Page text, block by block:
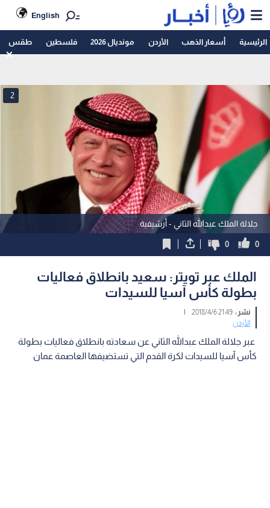
English
الرئيسية أسعار الذهب الأردن مونديال 2026 فلسطين طقس
جلالة الملك عبدالله الثاني - أرشيفية
2
0
0
الملك عبر تويتر: سعيد بانطلاق فعاليات
بطولة كأس آسيا للسيدات
نشر :21:49 2018/4/6
|
الأردن
عبر جلالة الملك عبدالله الثاني عن سعادته بانطلاق فعاليات بطولة
كأس آسيا للسيدات لكرة القدم التي تستضيفها العاصمة عمان